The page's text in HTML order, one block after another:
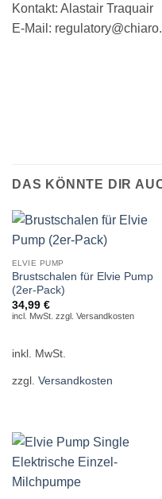
Kontakt: Alastair Traquair
E-Mail:
DAS KÖNNTE DIR
ELVIE PUMP
Brustschalen für Elvie Pump
(2er-Pack)
34,99 €
incl. MwSt. zzgl. Versandkosten
inkl. MwSt.
zzgl. Versandkosten